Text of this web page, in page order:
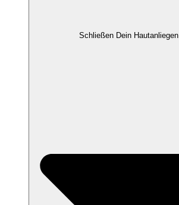
Schließen Dein Hautanliegen